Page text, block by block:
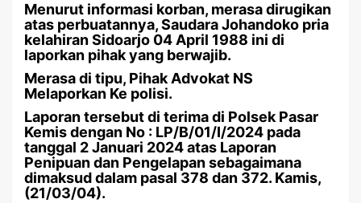
Menurut informasi korban, merasa dirugikan
atas perbuatannya, Saudara Johandoko pria
kelahiran Sidoarjo 04 April 1988 ini di
laporkan pihak yang berwajib.
Merasa di tipu, Pihak Advokat NS
Melaporkan Ke polisi.
Laporan tersebut di terima di Polsek Pasar
Kemis dengan No : LP/B/01/I/2024 pada
tanggal 2 Januari 2024 atas Laporan
Penipuan dan Pengelapan sebagaimana
dimaksud dalam pasal 378 dan 372. Kamis,
(21/03/04).